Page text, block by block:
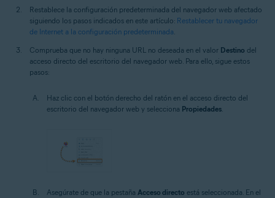
Restablece la configuración predeterminada del navegador web afectado
siguiendo los pasos indicados en este artículo: Restablecer tu navegador
de Internet a la configuración predeterminada.
Comprueba que no hay ninguna URL no deseada en el valor Destino del
acceso directo del escritorio del navegador web. Para ello, sigue estos
pasos:
Haz clic con el botón derecho del ratón en el acceso directo del
escritorio del navegador web y selecciona Propiedades.
Asegúrate de que la pestaña Acceso directo está seleccionada. En el